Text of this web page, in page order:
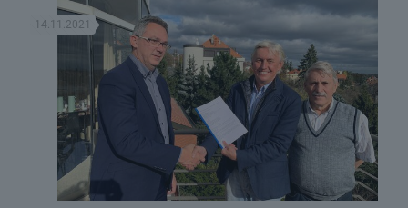
14.11.2021